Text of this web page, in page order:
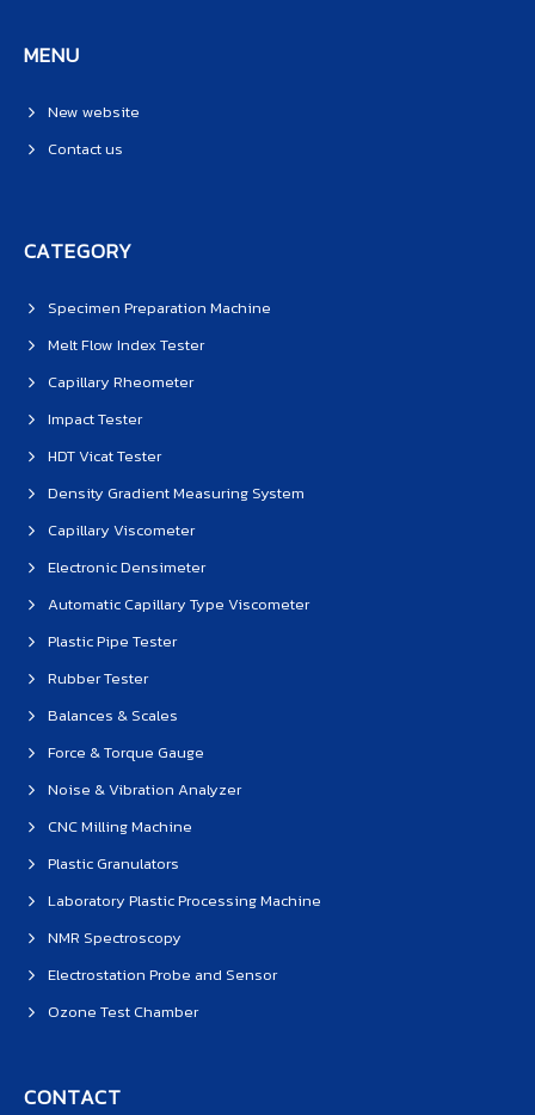
MENU
New website
Contact us
CATEGORY
Specimen Preparation Machine
Melt Flow Index Tester
Capillary Rheometer
Impact Tester
HDT Vicat Tester
Density Gradient Measuring System
Capillary Viscometer
Electronic Densimeter
Automatic Capillary Type Viscometer
Plastic Pipe Tester
Rubber Tester
Balances & Scales
Force & Torque Gauge
Noise & Vibration Analyzer
CNC Milling Machine
Plastic Granulators
Laboratory Plastic Processing Machine
NMR Spectroscopy
Electrostation Probe and Sensor
Ozone Test Chamber
CONTACT